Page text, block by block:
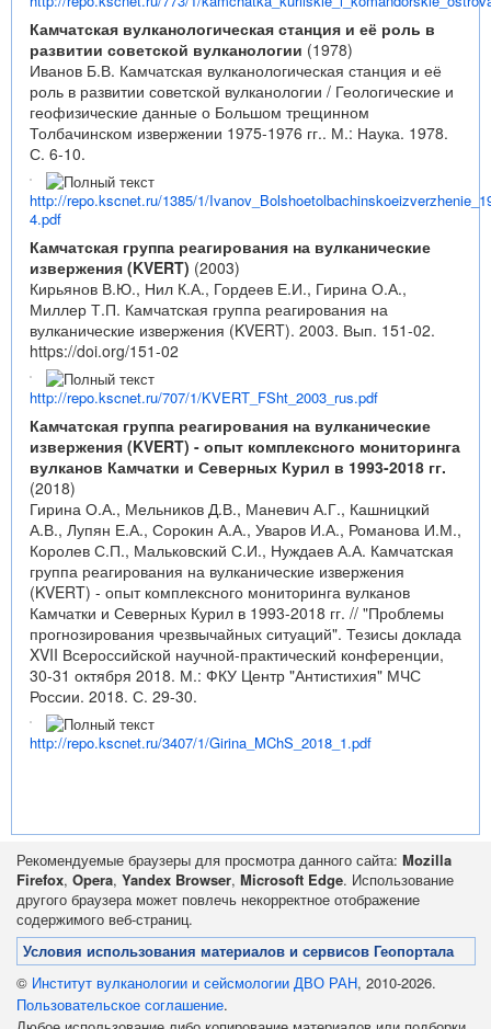
Камчатская вулканологическая станция и её роль в
развитии советской вулканологии (1978)
Иванов Б.В. Камчатская вулканологическая станция и её
роль в развитии советской вулканологии / Геологические и
геофизические данные о Большом трещинном
Толбачинском извержении 1975-1976 гг.. М.: Наука. 1978.
С. 6-10.
http://repo.kscnet.ru/1385/1/
4.pdf
Камчатская группа реагирования на вулканические
извержения (KVERT) (2003)
Кирьянов В.Ю., Нил К.А., Гордеев Е.И., Гирина О.А.,
Миллер Т.П. Камчатская группа реагирования на
вулканические извержения (KVERT). 2003. Вып. 151-02.
https://doi.org/151-02
http://repo.kscnet.ru/707/1/KVERT_FSht_2003_rus.pdf
Камчатская группа реагирования на вулканические
извержения (KVERT) - опыт комплексного мониторинга
вулканов Камчатки и Северных Курил в 1993-2018 гг.
(2018)
Гирина О.А., Мельников Д.В., Маневич А.Г., Кашницкий
А.В., Лупян Е.А., Сорокин А.А., Уваров И.А., Романова И.М.,
Королев С.П., Мальковский С.И., Нуждаев А.А. Камчатская
группа реагирования на вулканические извержения
(KVERT) - опыт комплексного мониторинга вулканов
Камчатки и Северных Курил в 1993-2018 гг. // "Проблемы
прогнозирования чрезвычайных ситуаций". Тезисы доклада
XVII Всероссийской научной-практический конференции,
30-31 октября 2018. М.: ФКУ Центр "Антистихия" МЧС
России. 2018. С. 29-30.
http://repo.kscnet.ru/3407/1/Girina_MChS_2018_1.pdf
Рекомендуемые браузеры для просмотра данного сайта: Mozilla
Firefox, Opera, Yandex Browser, Microsoft Edge. Использование
другого браузера может повлечь некорректное отображение
содержимого веб-страниц.
Условия использования материалов и сервисов Геопортала
© Институт вулканологии и сейсмологии ДВО РАН, 2010-2026.
Пользовательское соглашение.